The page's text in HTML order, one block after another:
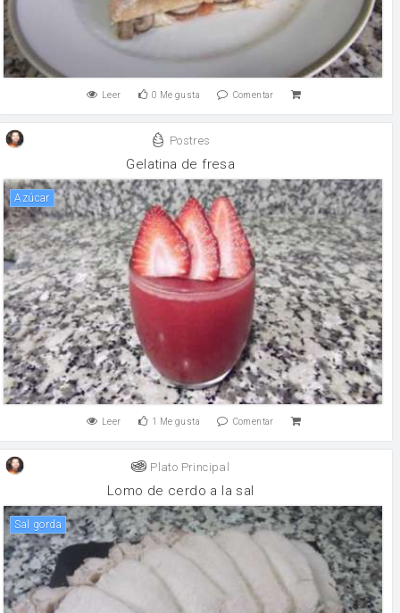
Leer 0 Me gusta Comentar
Postres
Gelatina de fresa
Azúcar
Leer 1 Me gusta Comentar
Plato Principal
Lomo de cerdo a la sal
sal gorda